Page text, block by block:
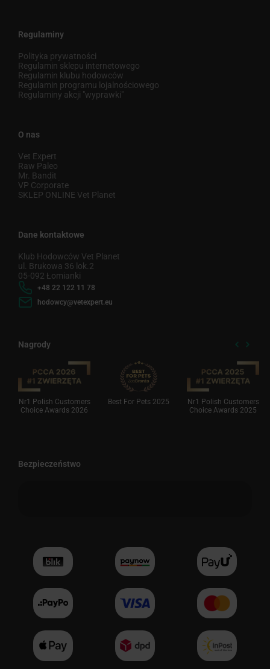
Regulaminy
Polityka prywatności
Regulamin sklepu internetowego
Regulamin klubu hodowców
Regulamin programu lojalnościowego
Regulaminy akcji "wyprawki"
O nas
Vet Expert
Raw Paleo
Mr. Bandit
VP Corporate
SKLEP ONLINE Vet Planet
Dane kontaktowe
Klub Hodowców Vet Planet
ul. Brukowa 36 lok.2
05-092 Łomianki
+48 22 122 11 78
hodowcy@vetexpert.eu
Nagrody
Nr1 Polish Customers
Choice Awards 2026
Best For Pets 2025
Nr1 Polish Customers
Choice Awards 2025
Bezpieczeństwo